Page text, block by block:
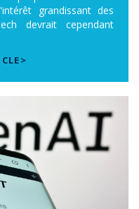
grandissant des
devrait cependant